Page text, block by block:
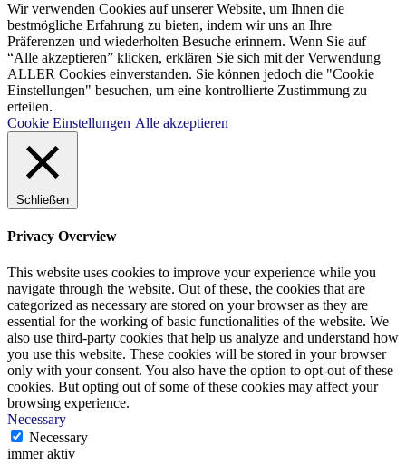
Wir verwenden Cookies auf unserer Website, um Ihnen die
bestmögliche Erfahrung zu bieten, indem wir uns an Ihre
Präferenzen und wiederholten Besuche erinnern. Wenn Sie auf
“Alle akzeptieren” klicken, erklären Sie sich mit der Verwendung
ALLER Cookies einverstanden. Sie können jedoch die "Cookie
Einstellungen" besuchen, um eine kontrollierte Zustimmung zu
erteilen.
Cookie Einstellungen Alle akzeptieren
Schließen
Privacy Overview
This website uses cookies to improve your experience while you
navigate through the website. Out of these, the cookies that are
categorized as necessary are stored on your browser as they are
essential for the working of basic functionalities of the website. We
also use third-party cookies that help us analyze and understand how
you use this website. These cookies will be stored in your browser
only with your consent. You also have the option to opt-out of these
cookies. But opting out of some of these cookies may affect your
browsing experience.
Necessary
Necessary
immer aktiv